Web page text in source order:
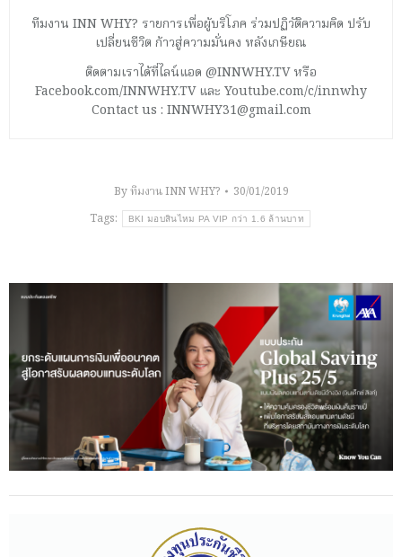
ทีมงาน INN WHY? รายการเพื่อผู้บริโภค ร่วมปฏิวัติความคิด ปรับ
เปลี่ยนชีวิต ก้าวสู่ความมั่นคง หลังเกษียณ
ติดตามเราได้ที่ไลน์แอด @INNWHY.TV หรือ
Facebook.com/INNWHY.TV และ Youtube.com/c/innwhy
Contact us : INNWHY31@gmail.com
Byทีมงาน INN WHY?
30/01/2019
Tags:
BKI มอบสินไหม PA VIP กว่า 1.6 ล้านบาท